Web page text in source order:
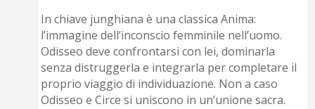
In chiave junghiana è una classica Anima:
l’immagine dell’inconscio femminile nell’uomo.
Odisseo deve confrontarsi con lei, dominarla
senza distruggerla e integrarla per completare il
proprio viaggio di individuazione. Non a caso
Odisseo e Circe si uniscono in un’unione sacra.